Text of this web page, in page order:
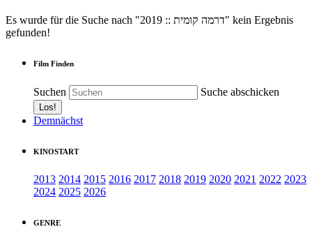
Es wurde für die Suche nach "2019 :: דרמה קומית" kein Ergebnis
gefunden!
Film Finden
Suchen Suche abschicken
Demnächst
KINOSTART
2013 2014 2015 2016 2017 2018 2019 2020 2021 2022 2023
2024 2025 2026
GENRE